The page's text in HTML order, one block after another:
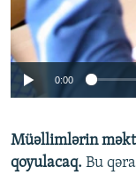
0:00
Müəllimlərin
qoyulacaq. Bu